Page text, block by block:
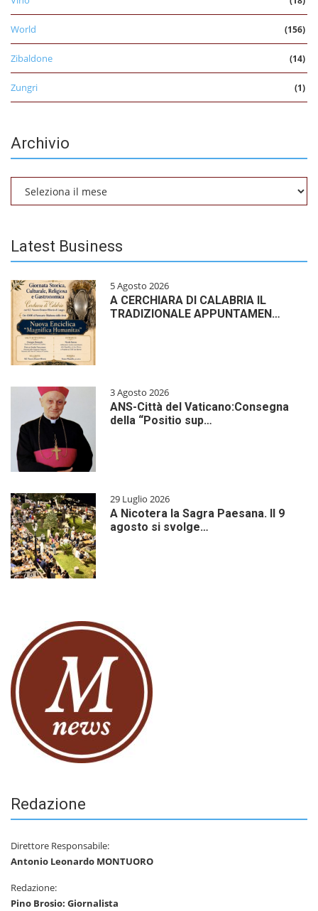
World (156)
Zibaldone (14)
Zungri (1)
Archivio
Latest Business
5 Agosto 2026
A CERCHIARA DI CALABRIA IL
TRADIZIONALE APPUNTAMEN…
3 Agosto 2026
ANS-Città del Vaticano:Consegna
della “Positio sup…
29 Luglio 2026
A Nicotera la Sagra Paesana. Il 9
agosto si svolge…
Redazione
Direttore Responsabile:
Antonio Leonardo MONTUORO
Redazione:
Pino Brosio: Giornalista